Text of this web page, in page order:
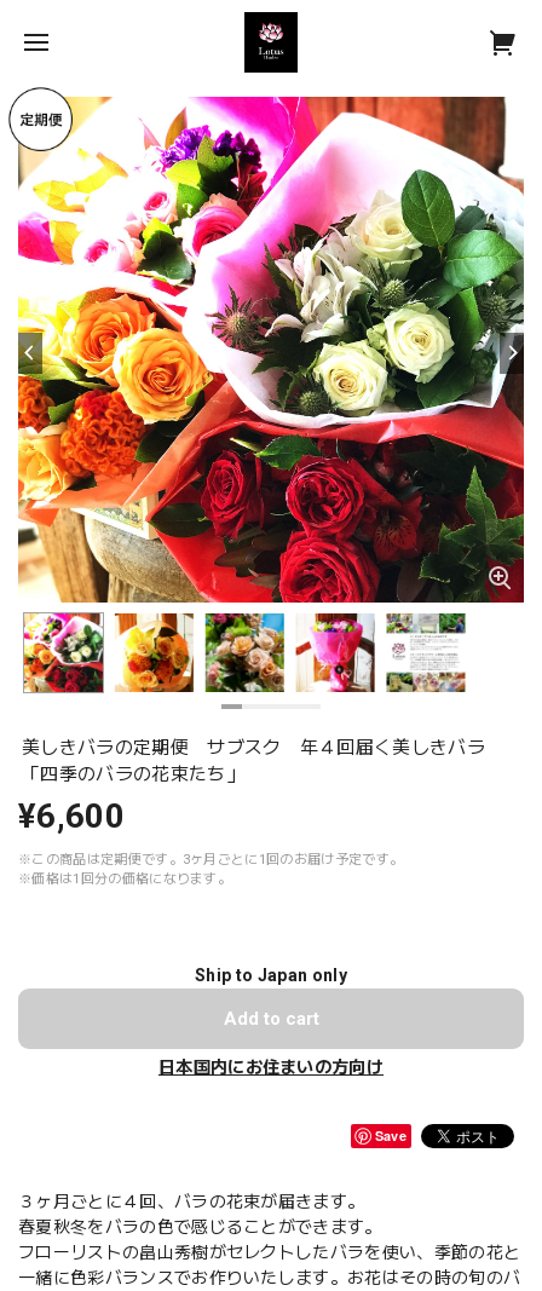
美しきバラの定期便 サブスク 年４回届く美しきバラ
「四季のバラの花束たち」
¥6,600
※この商品は定期便です。3ヶ月ごとに1回のお届け予定です。
※価格は1回分の価格になります。
Ship to Japan only
Add to cart
日本国内にお住まいの方向け
Save
３ヶ月ごとに４回、バラの花束が届きます。
春夏秋冬をバラの色で感じることができます。
フローリストの畠山秀樹がセレクトしたバラを使い、季節の花と
一緒に色彩バランスでお作りいたします。お花はその時の旬のバ